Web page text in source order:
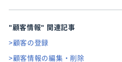
"顧客情報" 関連記事
>顧客の登録
>顧客情報の編集・削除